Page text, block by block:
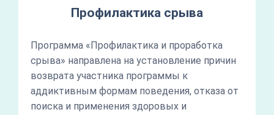
Профилактика срыва
Программа «Профилактика и проработка
срыва» направлена на установление причин
возврата участника программы к
аддиктивным формам поведения, отказа от
поиска и применения здоровых и